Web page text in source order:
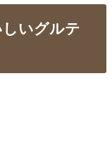
いグルテ